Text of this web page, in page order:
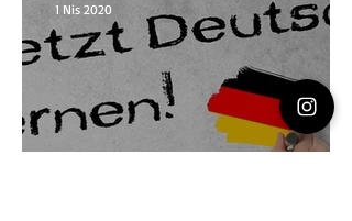
1 Nis 2020